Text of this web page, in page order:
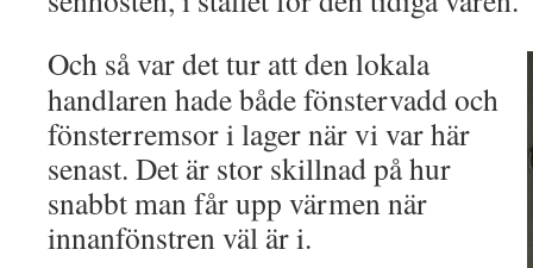
Och så var det tur att den lokala
handlaren hade både fönstervadd och
fönsterremsor i lager när vi var här
senast. Det är stor skillnad på hur
snabbt man får upp värmen när
innanfönstren väl är i.